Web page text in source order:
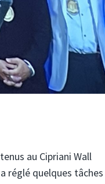
au Cipriani Wall
réglé quelques tâches